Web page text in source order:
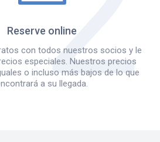
Reserve online
con todos nuestros socios y le
especiales. Nuestros precios
o incluso más bajos de lo que
a su llegada.